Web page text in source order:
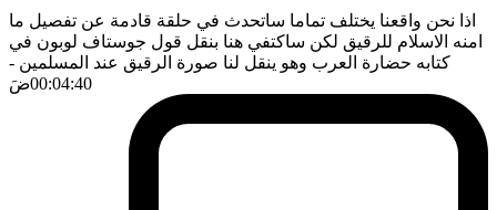
اذا نحن واقعنا يختلف تماما ساتحدث في حلقة قادمة عن تفصيل ما
امنه الاسلام للرقيق لكن ساكتفي هنا بنقل قول جوستاف لوبون في
كتابه حضارة العرب وهو ينقل لنا صورة الرقيق عند المسلمين -
00:04:40ضَ